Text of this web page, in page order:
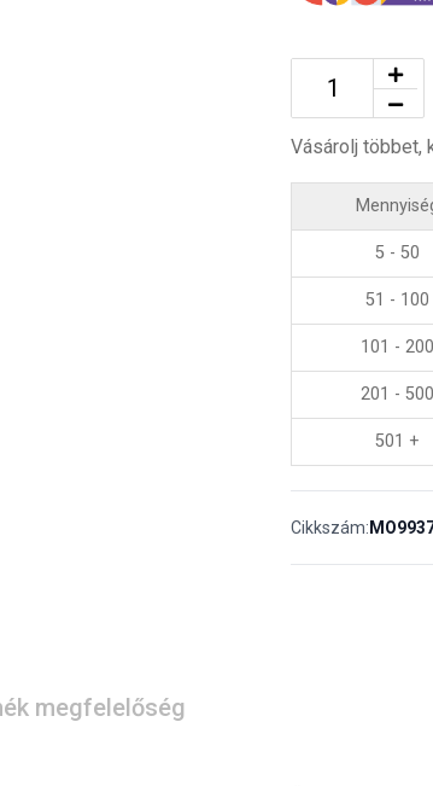
Vásárolj többet,
5 - 50
51 - 100
101 - 200
201 - 500
501 +
Cikkszám:
megfelelőség